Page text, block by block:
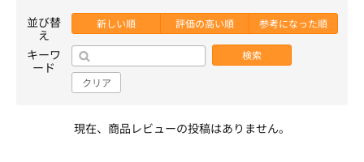
並び替
え
新しい順 評価の高い順 参考になった順
キーワ
ード
検索
クリア
現在、商品レビューの投稿はありません。